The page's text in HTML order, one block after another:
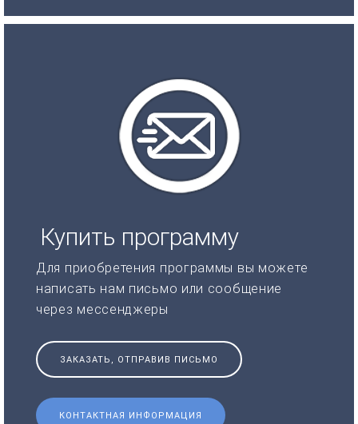
Купить программу
Для приобретения программы вы можете
написать нам письмо или сообщение
через мессенджеры
ЗАКАЗАТЬ, ОТПРАВИВ ПИСЬМО
КОНТАКТНАЯ ИНФОРМАЦИЯ